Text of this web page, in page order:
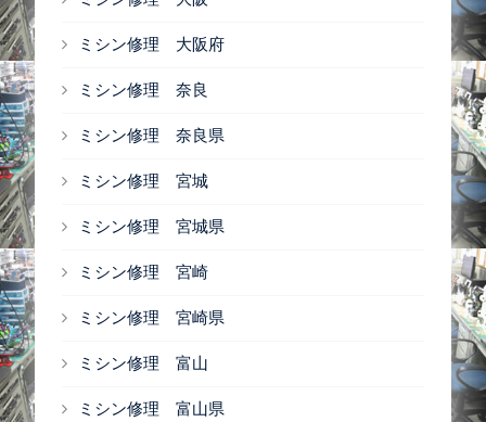
ミシン修理 大阪府
ミシン修理 奈良
ミシン修理 奈良県
ミシン修理 宮城
ミシン修理 宮城県
ミシン修理 宮崎
ミシン修理 宮崎県
ミシン修理 富山
ミシン修理 富山県